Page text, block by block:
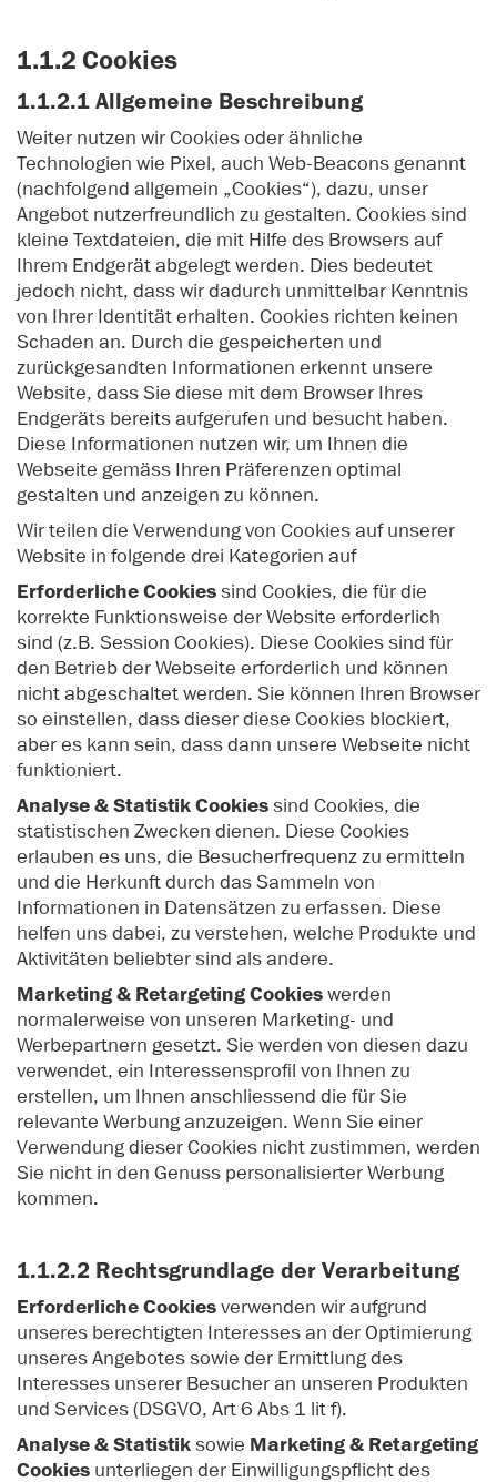
1.1.2 Cookies
1.1.2.1 Allgemeine Beschreibung
Weiter nutzen wir Cookies oder ähnliche
Technologien wie Pixel, auch Web-Beacons genannt
(nachfolgend allgemein „Cookies“), dazu, unser
Angebot nutzerfreundlich zu gestalten. Cookies sind
kleine Textdateien, die mit Hilfe des Browsers auf
Ihrem Endgerät abgelegt werden. Dies bedeutet
jedoch nicht, dass wir dadurch unmittelbar Kenntnis
von Ihrer Identität erhalten. Cookies richten keinen
Schaden an. Durch die gespeicherten und
zurückgesandten Informationen erkennt unsere
Website, dass Sie diese mit dem Browser Ihres
Endgeräts bereits aufgerufen und besucht haben.
Diese Informationen nutzen wir, um Ihnen die
Webseite gemäss Ihren Präferenzen optimal
gestalten und anzeigen zu können.
Wir teilen die Verwendung von Cookies auf unserer
Website in folgende drei Kategorien auf
Erforderliche Cookiessind Cookies, die für die
korrekte Funktionsweise der Website erforderlich
sind (z.B. Session Cookies). Diese Cookies sind für
den Betrieb der Webseite erforderlich und können
nicht abgeschaltet werden. Sie können Ihren Browser
so einstellen, dass dieser diese Cookies blockiert,
aber es kann sein, dass dann unsere Webseite nicht
funktioniert.
Analyse & Statistik Cookiessind Cookies, die
statistischen Zwecken dienen. Diese Cookies
erlauben es uns, die Besucherfrequenz zu ermitteln
und die Herkunft durch das Sammeln von
Informationen in Datensätzen zu erfassen. Diese
helfen uns dabei, zu verstehen, welche Produkte und
Aktivitäten beliebter sind als andere.
Marketing & Retargeting Cookieswerden
normalerweise von unseren Marketing- und
Werbepartnern gesetzt. Sie werden von diesen dazu
verwendet, ein Interessensprofil von Ihnen zu
erstellen, um Ihnen anschliessend die für Sie
relevante Werbung anzuzeigen. Wenn Sie einer
Verwendung dieser Cookies nicht zustimmen, werden
Sie nicht in den Genuss personalisierter Werbung
kommen.
1.1.2.2 Rechtsgrundlage der Verarbeitung
Erforderliche Cookiesverwenden wir aufgrund
unseres berechtigten Interesses an der Optimierung
unseres Angebotes sowie der Ermittlung des
Interesses unserer Besucher an unseren Produkten
und Services (DSGVO, Art 6 Abs 1 lit f).
Analyse & Statistiksowie Marketing & Retargeting
Cookies unterliegen der Einwilligungspflicht des